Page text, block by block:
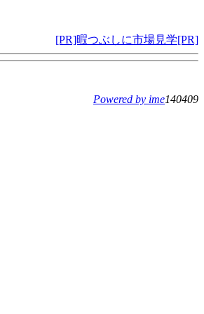
[PR]暇つぶしに市場見学[PR]
Powered by ime140409